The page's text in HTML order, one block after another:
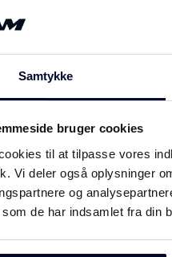
Samtykke
bruger cookies
til at tilpasse vores
Vi deler også oplysninger
og
de har indsamlet fra din
Når døren